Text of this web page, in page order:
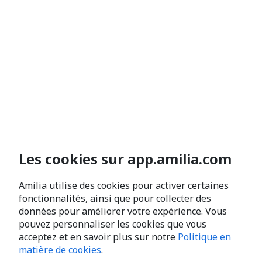
Les cookies sur app.amilia.com
Amilia utilise des cookies pour activer certaines
fonctionnalités, ainsi que pour collecter des
données pour améliorer votre expérience. Vous
pouvez personnaliser les cookies que vous
acceptez et en savoir plus sur notre Politique en
matière de cookies.